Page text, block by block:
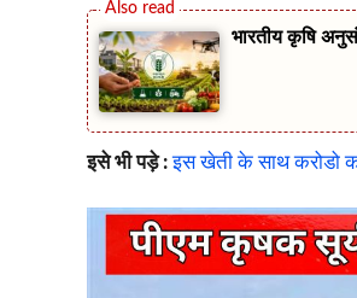
भारतीय कृषि
इसे भी पड़े : इस खेती के साथ करोडो